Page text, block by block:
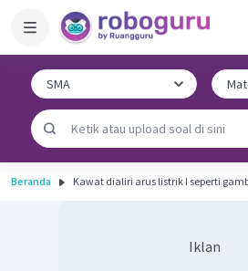
Beranda Kawat dialiri arus listrik I seperti
Iklan